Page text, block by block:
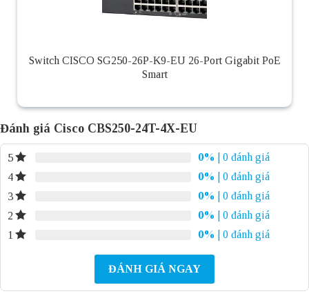
Switch CISCO SG250-26P-K9-EU 26-Port Gigabit PoE
Smart
Đánh giá Cisco CBS250-24T-4X-EU
5 0%
| 0 đánh giá
4
0%
| 0 đánh giá
3
0%
| 0 đánh giá
2
0%
| 0 đánh giá
1
0% | 0 đánh giá
ĐÁNH GIÁ NGAY